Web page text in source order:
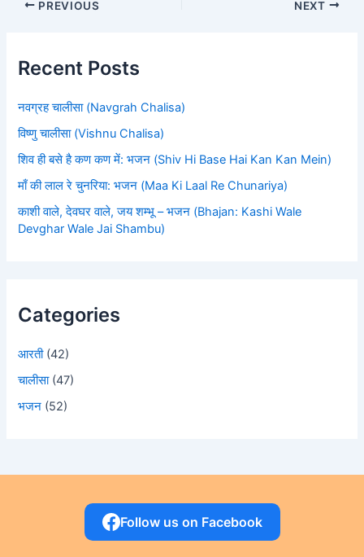
PREVIOUS NEXT
Recent Posts
नवग्रह चालीसा (Navgrah Chalisa)
विष्णु चालीसा (Vishnu Chalisa)
शिव ही बसे है कण कण में: भजन (Shiv Hi Base Hai Kan Kan Mein)
माँ की लाल रे चुनरिया: भजन (Maa Ki Laal Re Chunariya)
काशी वाले, देवघर वाले, जय शम्भू – भजन (Bhajan: Kashi Wale
Devghar Wale Jai Shambu)
Categories
आरती(42)
चालीसा(47)
भजन (52)
Follow us on Facebook